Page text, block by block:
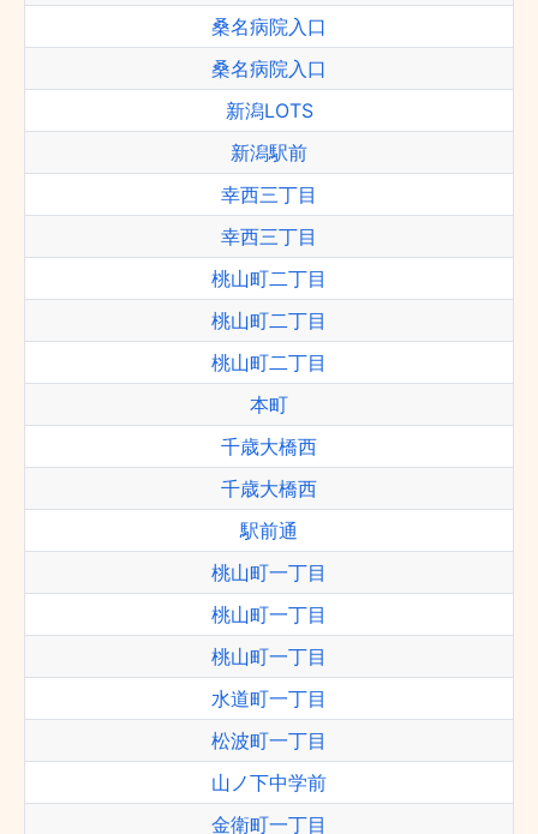
桑名病院入口
桑名病院入口
新潟LOTS
新潟駅前
幸西三丁目
幸西三丁目
桃山町二丁目
桃山町二丁目
桃山町二丁目
本町
千歳大橋西
千歳大橋西
駅前通
桃山町一丁目
桃山町一丁目
桃山町一丁目
水道町一丁目
松波町一丁目
山ノ下中学前
金衛町一丁目